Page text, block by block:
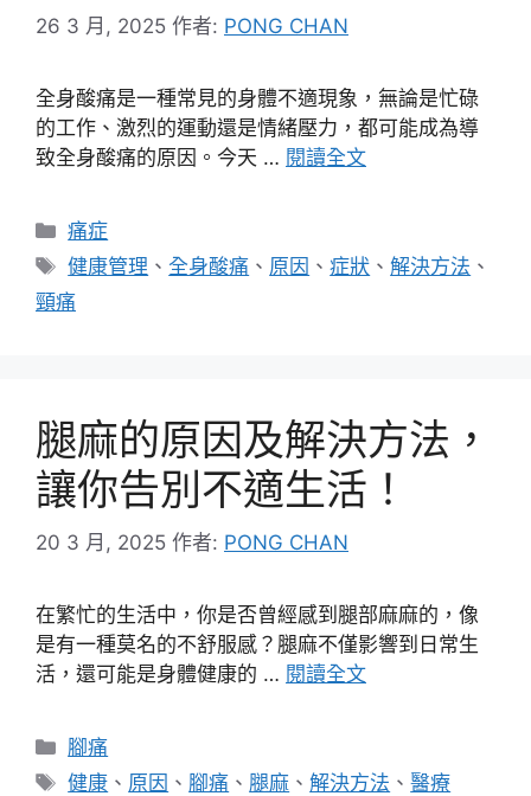
26 3 月, 2025 作者: PONG CHAN
全身酸痛是一種常見的身體不適現象，無論是忙碌
的工作、激烈的運動還是情緒壓力，都可能成為導
致全身酸痛的原因。今天 … 閱讀全文
分
類
痛症
標
籤
健康管理 、全身酸痛 、 原因 、症狀 、解決方法 、
頸痛
腿麻的原因及解決方法，
讓你告別不適生活！
20 3 月, 2025 作者: PONG CHAN
在繁忙的生活中，你是否曾經感到腿部麻麻的，像
是有一種莫名的不舒服感？腿麻不僅影響到日常生
活，還可能是身體健康的 … 閱讀全文
分
類
腳痛
標
健康 、 原因 、 腳痛 、 腿麻 、解決方法 、醫療